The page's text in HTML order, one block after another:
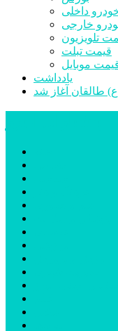
داخلی
خارجی
تلویزیون
قیمت تبلت
موبایل
یادداشت
طالقان آغاز شد